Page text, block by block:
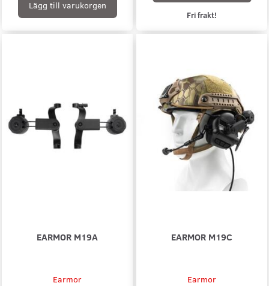
Lägg till varukorgen
Fri frakt!
EARMOR M19A
Earmor
EARMOR M19C
Earmor